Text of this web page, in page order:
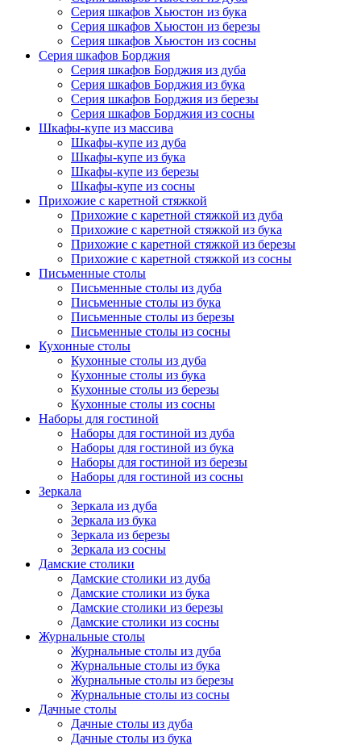
Серия шкафов Хьюстон из бука
Серия шкафов Хьюстон из березы
Серия шкафов Хьюстон из сосны
Серия шкафов Борджия
Серия шкафов Борджия из дуба
Серия шкафов Борджия из бука
Серия шкафов Борджия из березы
Серия шкафов Борджия из сосны
Шкафы-купе из массива
Шкафы-купе из дуба
Шкафы-купе из бука
Шкафы-купе из березы
Шкафы-купе из сосны
Прихожие с каретной стяжкой
Прихожие с каретной стяжкой из дуба
Прихожие с каретной стяжкой из бука
Прихожие с каретной стяжкой из березы
Прихожие с каретной стяжкой из сосны
Письменные столы
Письменные столы из дуба
Письменные столы из бука
Письменные столы из березы
Письменные столы из сосны
Кухонные столы
Кухонные столы из дуба
Кухонные столы из бука
Кухонные столы из березы
Кухонные столы из сосны
Наборы для гостиной
Наборы для гостиной из дуба
Наборы для гостиной из бука
Наборы для гостиной из березы
Наборы для гостиной из сосны
Зеркала
Зеркала из дуба
Зеркала из бука
Зеркала из березы
Зеркала из сосны
Дамские столики
Дамские столики из дуба
Дамские столики из бука
Дамские столики из березы
Дамские столики из сосны
Журнальные столы
Журнальные столы из дуба
Журнальные столы из бука
Журнальные столы из березы
Журнальные столы из сосны
Дачные столы
Дачные столы из дуба
Дачные столы из бука